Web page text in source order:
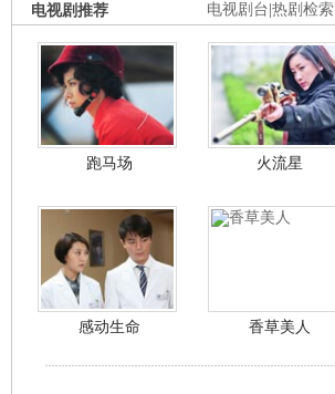
电视剧台 热剧检索
电视剧推荐
跑马场 火流星
感动生命 香草美人